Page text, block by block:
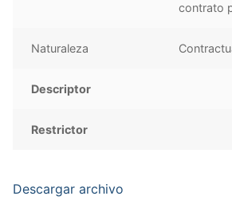
contrato
Naturaleza
Descriptor
Restrictor
Descargar archivo